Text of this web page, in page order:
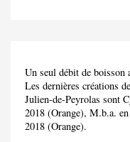
Un seul débit de boisson
Les dernières créations
Julien-de-Peyrolas sont
2018 (Orange), M.b.a.
2018 (Orange).